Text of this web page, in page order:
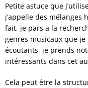
Petite astuce que
j’appelle des mélanges
fait, je pars a la
genres musicaux que
écoutants, je prends
intéressants dans cet
Cela peut être la